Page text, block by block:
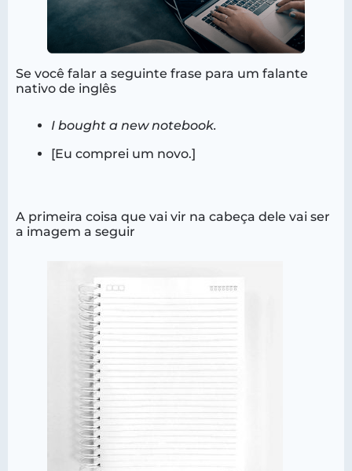
Se você falar a seguinte frase para um falante
nativo de inglês
I bought a new notebook.
[Eu comprei um novo.]
A primeira coisa que vai vir na cabeça dele vai ser
a imagem a seguir